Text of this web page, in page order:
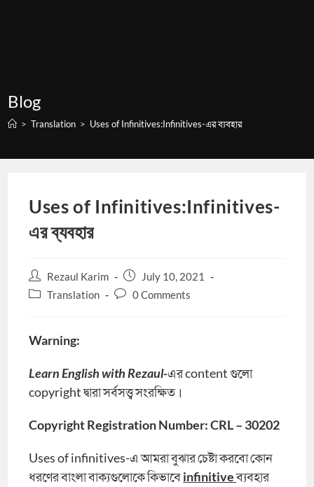
Blog
> Translation > Uses of Infinitives:Infinitives-এর ব্যবহার
Uses of Infinitives:Infinitives-
এর ব্যবহার
Post
author:
Rezaul Karim
Post
published:
July 10, 2021
PostTranslation
Post0 Comments
Warning:
Learn English with Rezaul-এর content গুলো
copyright দ্বারা সর্বসত্ত্ব সংরক্ষিত।
Copyright Registration Number: CRL – 30202
Uses of infinitives-এ আমরা বুঝার চেষ্টা করবো কোন
ধরণের বাংলা বাক্যগুলোকে কিভাবেinfinitiveব্যবহার